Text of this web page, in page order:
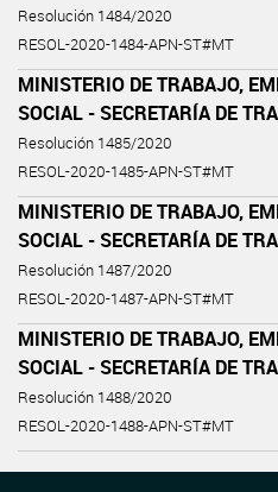
Resolución 1484/2020
RESOL-2020-1484-APN-ST#MT
MINISTERIO DE TRABAJO,
SOCIAL - SECRETARÍA DE
Resolución 1485/2020
RESOL-2020-1485-APN-ST#MT
MINISTERIO DE TRABAJO,
SOCIAL - SECRETARÍA DE
Resolución 1487/2020
RESOL-2020-1487-APN-ST#MT
MINISTERIO DE TRABAJO,
SOCIAL - SECRETARÍA DE
Resolución 1488/2020
RESOL-2020-1488-APN-ST#MT